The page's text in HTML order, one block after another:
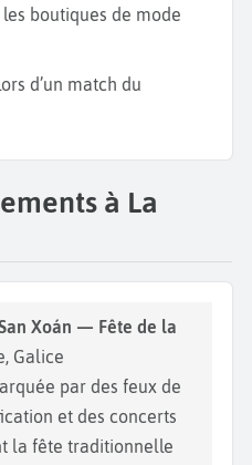
les boutiques de mode
d’un match du
à La
Xoán — Fête de la
Galice
par des feux de
et des concerts
la fête traditionnelle